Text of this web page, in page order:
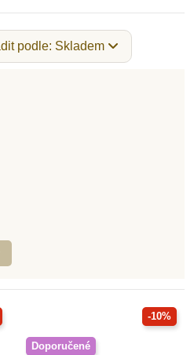
pro děti od 2 let
pro děti od 5 let
pro děti od 6 let
podle: Skladem
-10%
Doporučené